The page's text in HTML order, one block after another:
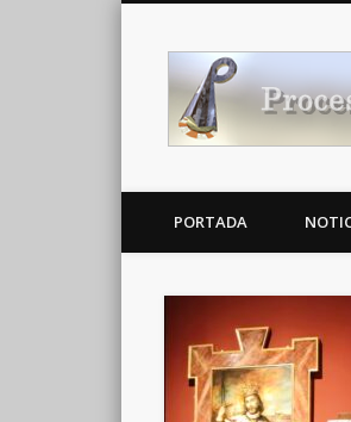
Noticias Cofrades
PORTADA